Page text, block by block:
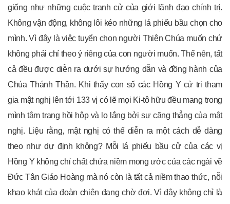
giống như những cuộc tranh cử của giới lãnh đạo chính trị.
Không vận động, không lôi kéo những lá phiếu bầu chọn cho
mình. Vì đây là việc tuyển chọn người Thiên Chúa muốn chứ
không phải chỉ theo ý riêng của con người muốn. Thế nên, tất
cả đều được diễn ra dưới sự hướng dẫn và đồng hành của
Chúa Thánh Thần. Khi thấy con số các Hồng Y cử tri tham
gia mật nghị lên tới 133 vị có lẽ mọi Ki-tô hữu đều mang trong
mình tâm trạng hồi hộp và lo lắng bởi sự căng thẳng của mật
nghị. Liệu rằng, mật nghị có thể diễn ra một cách dễ dàng
theo như dự định không? Mỗi lá phiếu bầu cử của các vị
Hồng Y không chỉ chất chứa niềm mong ước của các ngài về
Đức Tân Giáo Hoàng mà nó còn là tất cả niềm thao thức, nỗi
khao khát của đoàn chiên đang chờ đợi. Vì đây không chỉ là